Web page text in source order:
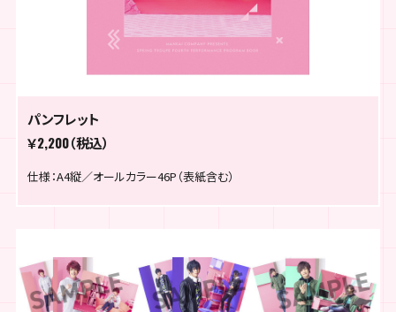
パンフレット
￥2,200（税込）
仕様：A4縦／オールカラー46P（表紙含む）